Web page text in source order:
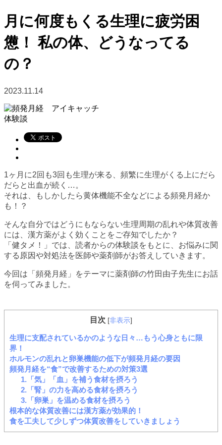
月に何度もくる生理に疲労困
憊！ 私の体、どうなってる
の？
2023.11.14
体験談
1ヶ月に2回も3回も生理が来る、頻繁に生理がくる上にだら
だらと出血が続く…。
それは、もしかしたら黄体機能不全などによる頻発月経か
も！？
そんな自分ではどうにもならない生理周期の乱れや体質改善
には、漢方薬がよく効くことをご存知でしたか？
「健タメ！」では、読者からの体験談をもとに、お悩みに関
する原因や対処法を医師や薬剤師がお答えしていきます。
今回は「頻発月経」をテーマに薬剤師の竹田由子先生にお話
を伺ってみました。
目次 [非表示]
生理に支配されているかのような日々…もう心身ともに限
界！
ホルモンの乱れと卵巣機能の低下が頻発月経の要因
頻発月経を“食”で改善するための対策3選
1.「気」「血」を補う食材を摂ろう
2.「腎」の力を高める食材を摂ろう
3.「卵巣」を温める食材を摂ろう
根本的な体質改善には漢方薬が効果的！
食を工夫して少しずつ体質改善をしていきましょう